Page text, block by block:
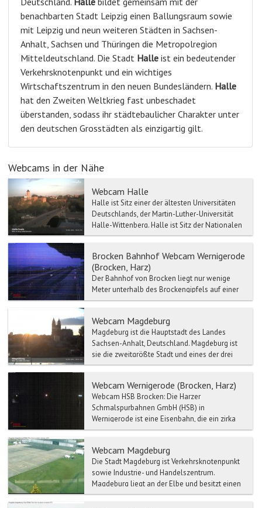
benachbarten Stadt Leipzig einen Ballungsraum sowie
mit Leipzig und neun weiteren Städten in Sachsen-
Anhalt, Sachsen und Thüringen die Metropolregion
Mitteldeutschland. Die Stadt Halle ist ein bedeutender
Verkehrsknotenpunkt und ein wichtiges
Wirtschaftszentrum in den neuen Bundesländern. Halle
hat den Zweiten Weltkrieg fast unbeschadet
überstanden, sodass ihr städtebaulicher Charakter unter
den deutschen Grosstädten als einzigartig gilt.
Webcams in der Nähe
Webcam Halle
Halle ist Sitz einer der ältesten Universitäten
Deutschlands, der Martin-Luther-Universität
Halle-Wittenberg. Halle ist Sitz der Nationalen
Akademi...
Brocken Bahnhof Webcam Wernigerode
(Brocken, Harz)
Der Bahnhof von Brocken liegt nur wenige
Meter unterhalb des Brockengipfels auf einer
Höhe von 1125 Metern. Der Brocken Bahnhof
Webcam Magdeburg
Magdeburg ist die Hauptstadt des Landes
Sachsen-Anhalt, Deutschland. Magdeburg ist
sie die zweitgrößte Stadt und eines der drei
Oberzentren von Sac...
Webcam Wernigerode (Brocken, Harz)
Webcam HSB Brocken: Die Harzer
Schmalspurbahnen GmbH (HSB) in
Wernigerode ist eine Eisenbahn, die ein zirka
140 km langes Netz von mehrheitl...
Webcam Magdeburg
Die Stadt Magdeburg ist Verkehrsknotenpunkt
sowie Industrie- und Handelszentrum.
Magdeburg liegt an der Elbe und besitzt einen
bedeutenden Binnenha...